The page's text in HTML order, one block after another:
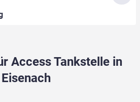
Access Tankstelle in
Eisenach